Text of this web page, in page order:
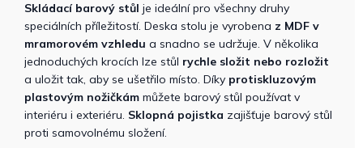
Skládací barový stůl je ideální pro všechny druhy
speciálních příležitostí. Deska stolu je vyrobena z MDF v
mramorovém vzhledu a snadno se udržuje. V několika
jednoduchých krocích lze stůl rychle složit nebo rozložit
a uložit tak, aby se ušetřilo místo. Díky protiskluzovým
plastovým nožičkám můžete barový stůl používat v
interiéru i exteriéru. Sklopná pojistka zajišťuje barový stůl
proti samovolnému složení.